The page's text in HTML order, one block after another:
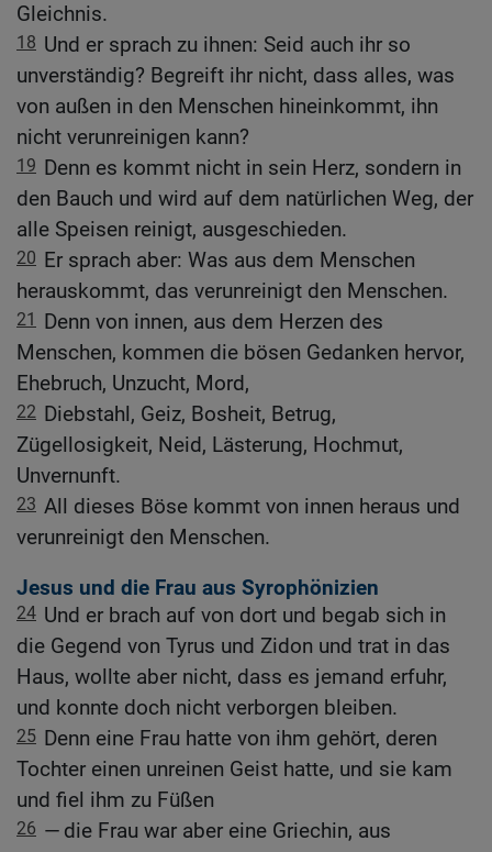
Gleichnis.
18 Und er sprach zu ihnen: Seid auch ihr so
unverständig? Begreift ihr nicht, dass alles, was
von außen in den Menschen hineinkommt, ihn
nicht verunreinigen kann?
19 Denn es kommt nicht in sein Herz, sondern in
den Bauch und wird auf dem natürlichen Weg, der
alle Speisen reinigt, ausgeschieden.
20 Er sprach aber: Was aus dem Menschen
herauskommt, das verunreinigt den Menschen.
21
Denn von innen, aus dem Herzen des
Menschen, kommen die bösen Gedanken hervor,
Ehebruch, Unzucht, Mord,
22 Diebstahl, Geiz, Bosheit, Betrug,
Zügellosigkeit, Neid, Lästerung, Hochmut,
Unvernunft.
23 All dieses Böse kommt von innen heraus und
verunreinigt den Menschen.
Jesus und die Frau aus Syrophönizien
24 Und er brach auf von dort und begab sich in
die Gegend von Tyrus und Zidon und trat in das
Haus, wollte aber nicht, dass es jemand erfuhr,
und konnte doch nicht verborgen bleiben.
25 Denn eine Frau hatte von ihm gehört, deren
Tochter einen unreinen Geist hatte, und sie kam
und fiel ihm zu Füßen
26 — die Frau war aber eine Griechin, aus